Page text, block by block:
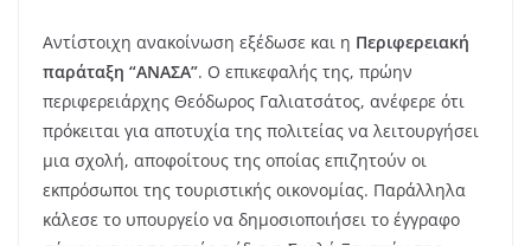
Αντίστοιχη ανακοίνωση εξέδωσε και η Περιφερειακή
παράταξη “ΑΝΑΣΑ”. Ο επικεφαλής της, πρώην
περιφερειάρχης Θεόδωρος Γαλιατσάτος, ανέφερε ότι
πρόκειται για αποτυχία της πολιτείας να λειτουργήσει
μια σχολή, αποφοίτους της οποίας επιζητούν οι
εκπρόσωποι της τουριστικής οικονομίας. Παράλληλα
κάλεσε το υπουργείο να δημοσιοποιήσει το έγγραφο